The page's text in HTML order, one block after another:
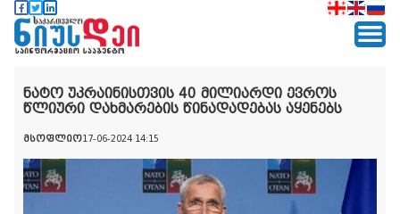
ნატო უკრაინისთვის 40 მილიარდი ევროს
წლიური დახმარების წინადადებას აყენებს
მსოფლიო17-06-2024 14:15